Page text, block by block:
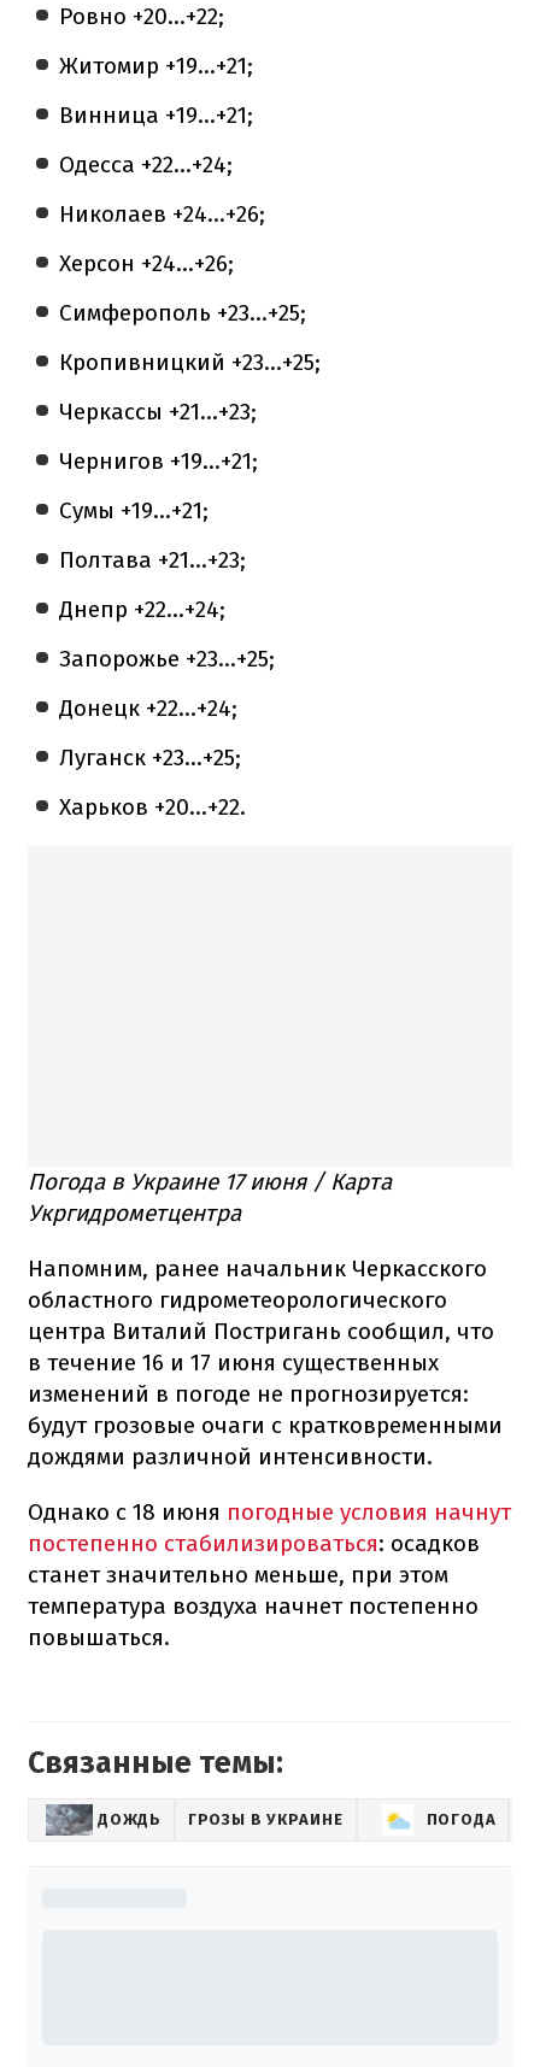
Ровно +20…+22;
Житомир +19...+21;
Винница +19...+21;
Одесса +22...+24;
Николаев +24...+26;
Херсон +24…+26;
Симферополь +23...+25;
Кропивницкий +23...+25;
Черкассы +21...+23;
Чернигов +19...+21;
Сумы +19...+21;
Полтава +21...+23;
Днепр +22...+24;
Запорожье +23...+25;
Донецк +22...+24;
Луганск +23...+25;
Харьков +20...+22.
Погода в Украине 17 июня / Карта
Укргидрометцентра
Напомним, ранее начальник Черкасского
областного гидрометеорологического
центра Виталий Постригань сообщил, что
в течение 16 и 17 июня существенных
изменений в погоде не прогнозируется:
будут грозовые очаги с кратковременными
дождями различной интенсивности.
Однако с 18 июня погодные условия начнут
постепенно стабилизироваться: осадков
станет значительно меньше, при этом
температура воздуха начнет постепенно
повышаться.
Связанные темы:
ДОЖДЬ ГРОЗЫ В УКРАИНЕ ПОГОДА